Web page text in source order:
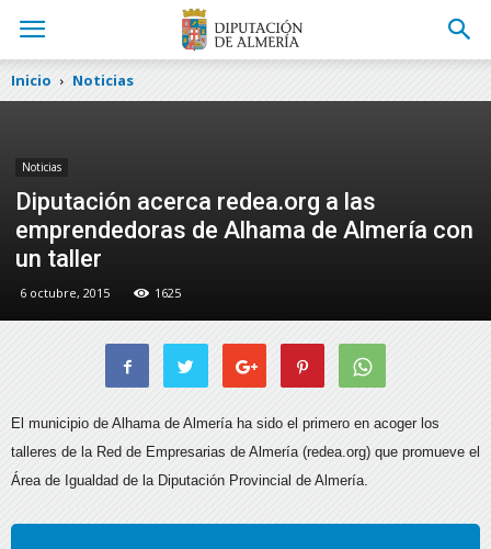
Inicio Noticias
Noticias
Diputación acerca redea.org a las
emprendedoras de Alhama de Almería con
un taller
6 octubre, 2015 1625
El municipio de Alhama de Almería ha sido el primero en acoger los
talleres de la Red de Empresarias de Almería (redea.org) que promueve el
Área de Igualdad de la Diputación Provincial de Almería.